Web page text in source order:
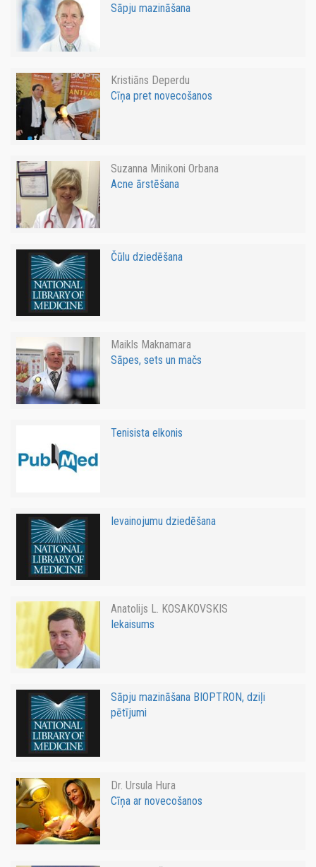
Sāpju mazināšana
Kristiāns Deperdu
Cīņa pret novecošanos
Suzanna Minikoni Orbana
Acne ārstēšana
Čūlu dziedēšana
Maikls Maknamara
Sāpes, sets un mačs
Tenisista elkonis
Ievainojumu dziedēšana
Anatolijs L. KOSAKOVSKIS
Iekaisums
Sāpju mazināšana BIOPTRON, dziļi
pētījumi
Dr. Ursula Hura
Cīņa ar novecošanos